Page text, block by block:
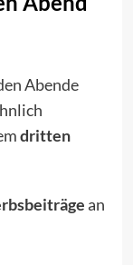
Abende
dritten
an